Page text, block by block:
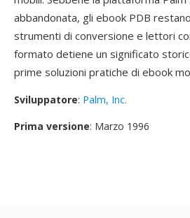
abbandonata, gli ebook PDB
strumenti di conversione e lettori
formato detiene un significato
prime soluzioni pratiche di ebook
Sviluppatore: Palm, Inc.
Prima versione: Marzo 1996